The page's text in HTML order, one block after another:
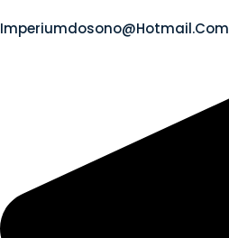
Imperiumdosono@hotmail.com